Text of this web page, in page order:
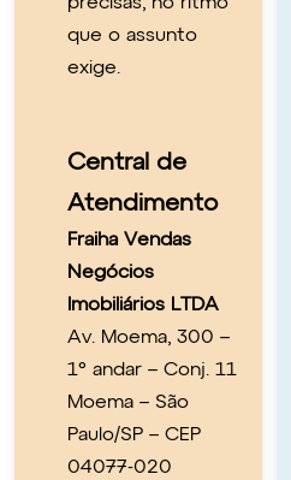
que o assunto
exige.
Central de
Atendimento
Fraiha Vendas
Negócios
Imobiliários LTDA
Av. Moema, 300 –
1° andar – Conj. 11
Moema – São
Paulo/SP – CEP
04077-020